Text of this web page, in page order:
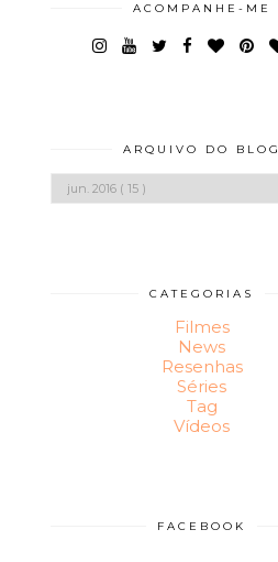
ACOMPANHE-ME
ARQUIVO DO BLOG
CATEGORIAS
Filmes
News
Resenhas
Séries
Tag
Vídeos
FACEBOOK